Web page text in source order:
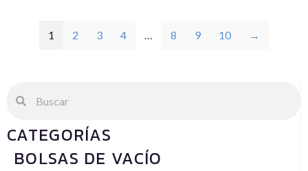
CATEGORÍAS
BOLSAS DE VACÍO
1 2 3 4 … 8 9 10 →